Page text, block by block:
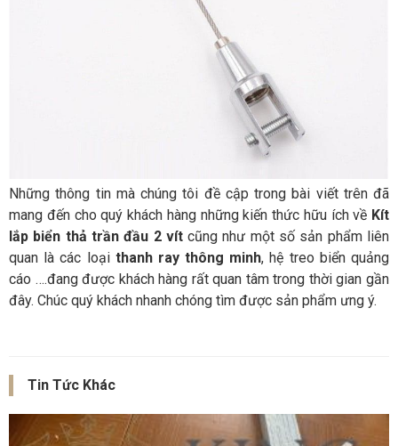
Những thông tin mà chúng tôi đề cập trong bài viết trên đã
mang đến cho quý khách hàng những kiến thức hữu ích về Kít
lắp biển thả trần đầu 2 vítcũng như một số sản phẩm liên
quan là các loại thanh ray thông minh, hệ treo biển quảng
cáo ….đang được khách hàng rất quan tâm trong thời gian gần
đây. Chúc quý khách nhanh chóng tìm được sản phẩm ưng ý.
Tin Tức Khác